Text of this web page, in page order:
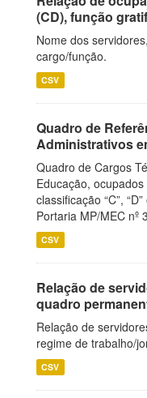
(CD), função
Nome dos
cargo/função.
CSV
Quadro de
Administrativos
Quadro de Cargos
Educação,
classificação “C”,
Portaria MP/MEC nº
CSV
Relação de
quadro
Relação de
regime de trabalho/
CSV